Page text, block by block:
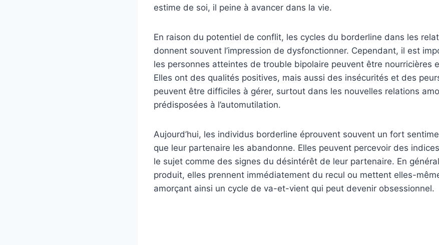
estime de soi, il peine à avancer dans la vie.
En raison du potentiel de conflit, les cycles du borderline dans les
donnent souvent l’impression de dysfonctionner. Cependant, il est
les personnes atteintes de trouble bipolaire peuvent être nourricières
Elles ont des qualités positives, mais aussi des insécurités et des
peuvent être difficiles à gérer, surtout dans les nouvelles relations
prédisposées à l’automutilation.
Aujourd’hui, les individus borderline éprouvent souvent un fort
que leur partenaire les abandonne. Elles peuvent percevoir des
le sujet comme des signes du désintérêt de leur partenaire. En
produit, elles prennent immédiatement du recul ou mettent elles-
amorçant ainsi un cycle de va-et-vient qui peut devenir obsessionnel.